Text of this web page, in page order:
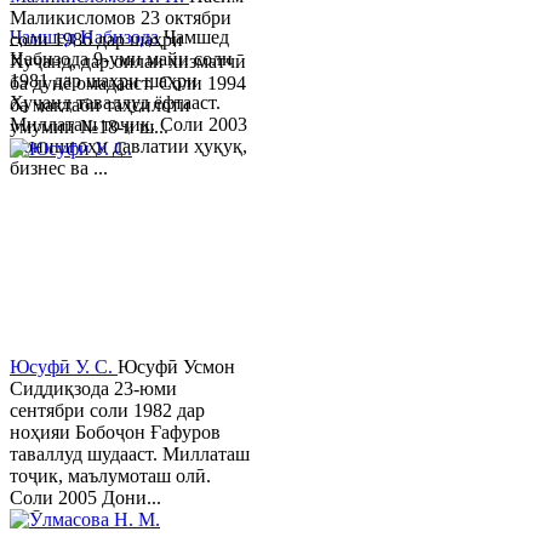
Ҷамшед НабизодаҶамшед
Набизода 9-уми майи соли
1981 дар шаҳри шаҳри
Хуҷанд таваллуд ёфтааст.
Миллаташ тоҷик. Соли 2003
Донишгоҳи давлатии ҳуқуқ,
бизнес ва ...
Маликисломов 23 октябри
соли 1986 дар шаҳри
Хуҷанд, дар оилаи хизматчӣ
ба дунё омадааст. Соли 1994
ба мактаби таҳсилоти
умумии №18-и ш...
Юсуфӣ У. C. Юсуфӣ Усмон
Сиддиқзода 23-юми
сентябри соли 1982 дар
ноҳияи Бобоҷон Ғафуров
таваллуд шудааст. Миллаташ
тоҷик, маълумоташ олӣ.
Соли 2005 Дони...